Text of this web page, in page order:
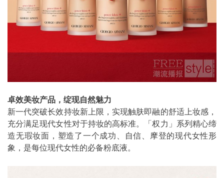
卓效美妆产品，绽现自然魅力
新一代突破长效持妆新上限，实现触肤即融的舒适上妆感，
充分满足现代女性对于持妆的高标准。「权力」系列精心缔
造无瑕妆面，塑造了一个成功、自信、摩登的现代女性形
象，是每位现代女性的必备粉底液。